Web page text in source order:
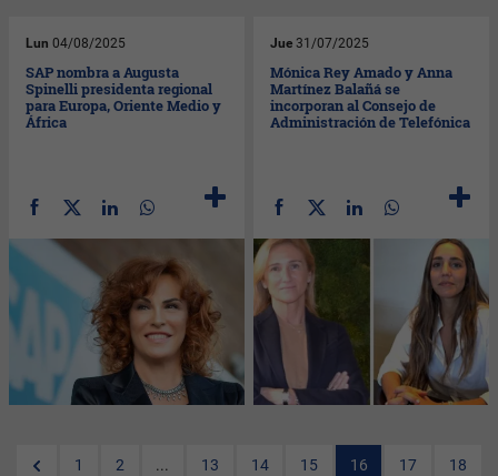
Lun 04/08/2025
SAP nombra a Augusta
Spinelli presidenta regional
para Europa, Oriente Medio y
África
Jue 31/07/2025
Mónica Rey Amado y Anna
Martínez Balañá se
incorporan al Consejo de
Administración de Telefónica
1 2 ... 13 14 15 16 17 18